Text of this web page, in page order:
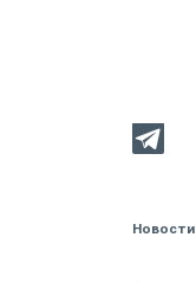
Новости